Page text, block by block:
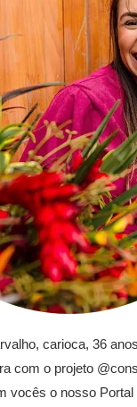
carioca, 36
com o projeto
vocês o nosso